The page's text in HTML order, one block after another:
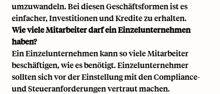
umzuwandeln. Bei diesen Geschäftsformen ist es
einfacher, Investitionen und Kredite zu erhalten.
Wie viele Mitarbeiter darf ein Einzelunternehmen
haben?
Ein Einzelunternehmen kann so viele Mitarbeiter
beschäftigen, wie es benötigt. Einzelunternehmer
sollten sich vor der Einstellung mit den Compliance-
und Steueranforderungen vertraut machen.